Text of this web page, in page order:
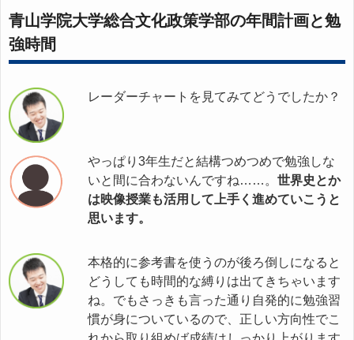
青山学院大学総合文化政策学部の年間計画と勉
強時間
レーダーチャートを見てみてどうでしたか？
やっぱり3年生だと結構つめつめで勉強しな
いと間に合わないんですね……。 世界史とか
は映像授業も活用して上手く進めていこうと
思います。
本格的に参考書を使うのが後ろ倒しになると
どうしても時間的な縛りは出てきちゃいます
ね。でもさっきも言った通り自発的に勉強習
慣が身についているので、正しい方向性でこ